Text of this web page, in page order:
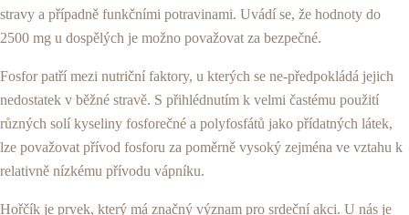
stravy a případně funkčními potravinami. Uvádí se, že hodnoty do
2500 mg u dospělých je možno považovat za bezpečné.
Fosfor patří mezi nutriční faktory, u kterých se ne-předpokládá jejich
nedostatek v běžné stravě. S přihlédnutím k velmi častému použití
různých solí kyseliny fosforečné a polyfosfátů jako přídatných lá­tek,
lze považovat přívod fosforu za poměrně vyso­ký zejména ve vztahu k
relativně nízkému přívodu vápníku.
Hořčík je prvek, který má značný význam pro sr­deční akci. U nás je